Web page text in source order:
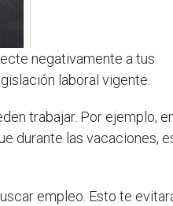
negativamente a tus
laboral vigente.
trabajar. Por ejemplo,
durante las vacaciones,
empleo. Esto te